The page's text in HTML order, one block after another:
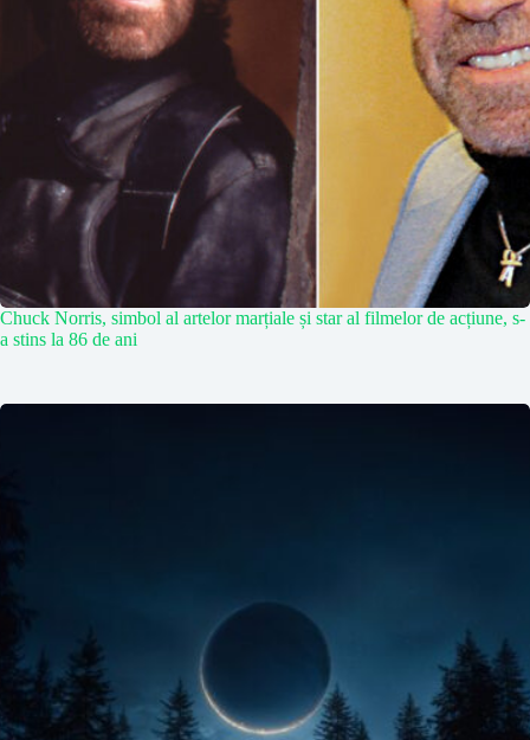
Chuck Norris, simbol al artelor marțiale și star al filmelor de acțiune, s-
a stins la 86 de ani